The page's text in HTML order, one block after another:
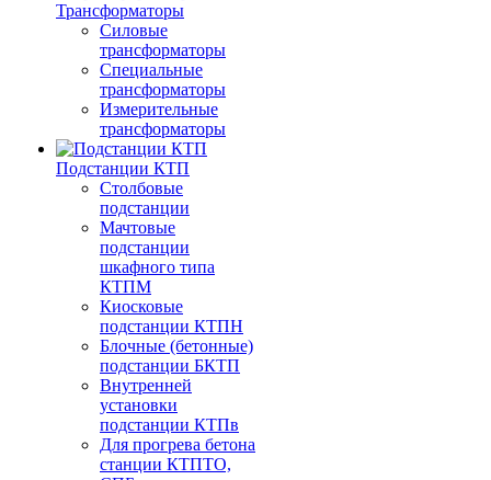
Трансформаторы
Силовые
трансформаторы
Специальные
трансформаторы
Измерительные
трансформаторы
Подстанции КТП
Столбовые
подстанции
Мачтовые
подстанции
шкафного типа
КТПМ
Киосковые
подстанции КТПН
Блочные (бетонные)
подстанции БКТП
Внутренней
установки
подстанции КТПв
Для прогрева бетона
станции КТПТО,